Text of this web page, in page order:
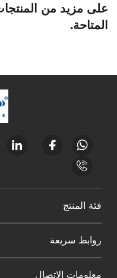
على مزيد من المنتجات
المتاحة.
فئة المنتج
روابط سريعة
معلومات الاتصال